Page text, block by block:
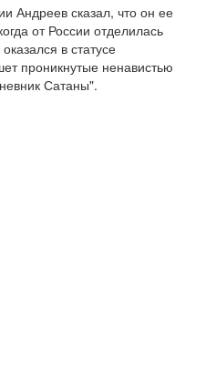
Андреев сказал, что он ее
от России отделилась
в статусе
проникнутые ненавистью
Сатаны".